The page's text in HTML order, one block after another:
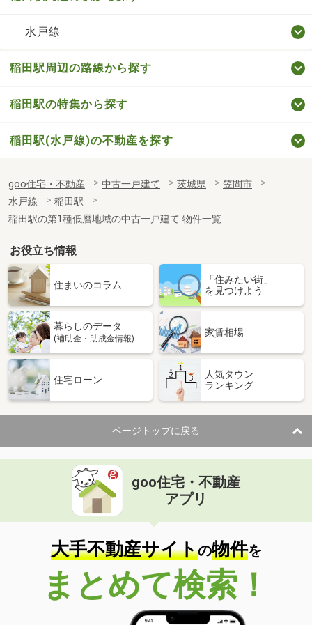
水戸線
稲田駅周辺の路線から探す
稲田駅の特集から探す
稲田駅(水戸線)の不動産を探す
goo住宅・不動産 中古一戸建て 茨城県
笠間市
水戸線
稲田駅
稲田駅の第1種低層地域の中古一戸建て 物件一覧
お役立ち情報
住まいのコラム
「住みたい街」
を見つけよう
暮らしのデータ
(補助金・助成金情報)
家賃相場
住宅ローン
人気タウン
ランキング
ページトップに戻る
goo住宅・不動産
アプリ
大手不動産サイトの物件を
まとめて検索！